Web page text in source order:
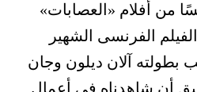
من أفلام «العصابات»
الفرنسى الشهير
بطولته آلان ديلون وجان
أن شاهدناه فى أعمال